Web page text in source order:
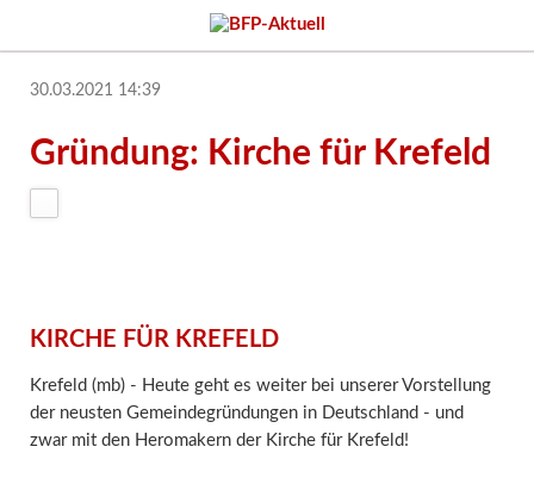
30.03.2021 14:39
Gründung: Kirche für Krefeld
KIRCHE FÜR KREFELD
Krefeld (mb) - Heute geht es weiter bei unserer Vorstellung
der neusten Gemeindegründungen in Deutschland - und
zwar mit den Heromakern der Kirche für Krefeld!